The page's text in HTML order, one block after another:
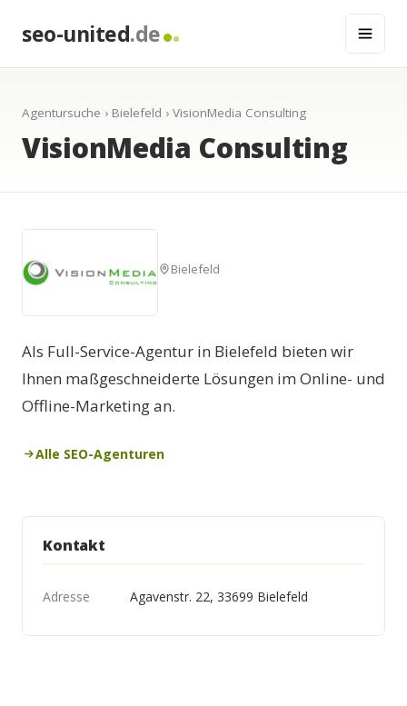
seo-united.de
Agentursuche › Bielefeld › VisionMedia Consulting
VisionMedia Consulting
Bielefeld
Als Full-Service-Agentur in Bielefeld bieten wir
Ihnen maßgeschneiderte Lösungen im Online- und
Offline-Marketing an.
Alle SEO-Agenturen
Kontakt
Adresse Agavenstr. 22, 33699 Bielefeld